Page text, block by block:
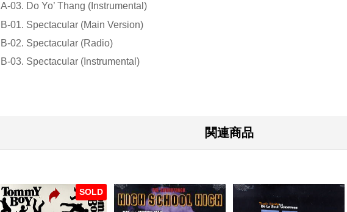
A-03. Do Yo’ Thang (Instrumental)
B-01. Spectacular (Main Version)
B-02. Spectacular (Radio)
B-03. Spectacular (Instrumental)
関連商品
SOLD